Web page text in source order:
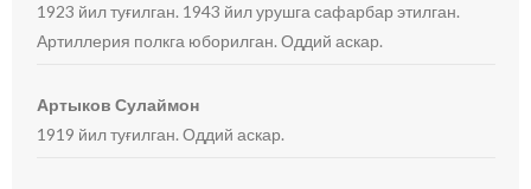
1923 йил туғилган. 1943 йил урушга сафарбар этилган.
Артиллерия полкга юборилган. Оддий аскар.
Артыков Сулаймон
1919 йил туғилган. Оддий аскар.